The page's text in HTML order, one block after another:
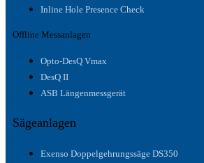
Inline Hole Presence Check
Offline Messanlagen
Opto-DesQ Vmax
DesQ II
ASB Längenmessgerät
Sägeanlagen
Exenso Doppelgehrungssäge DS350